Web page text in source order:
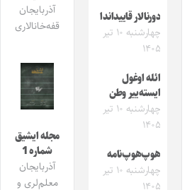
دورنالار قاییداندا
چهارشنبه ۱۰ تیر
۱۴۰۵
ائله اوغول
ایسته‌ییر وطن
چهارشنبه ۱۰ تیر
۱۴۰۵
هوپ‌هوپ‌نامه
چهارشنبه ۱۰ تیر
۱۴۰۵
آذربایجان
قفه‌خانالاری
مجله ایشیق
شماره 1
آذربایجان
معلم‌لری و